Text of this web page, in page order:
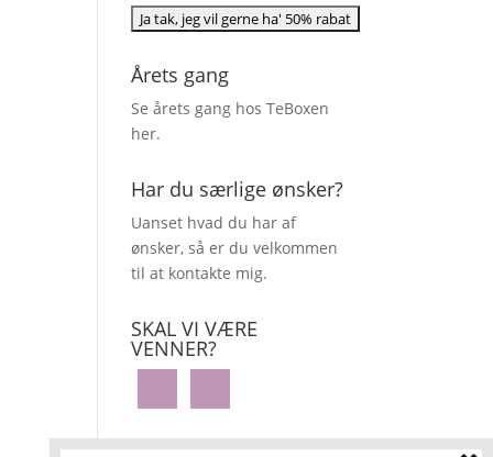
Årets gang
Se årets gang hos TeBoxen
her.
Har du særlige ønsker?
Uanset hvad du har af
ønsker, så er du velkommen
til at kontakte mig.
SKAL VI VÆRE
VENNER?